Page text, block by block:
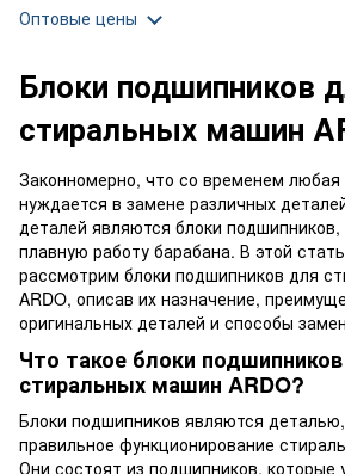
Оптовые цены
Блоки подшипников
стиральных машин
Законномерно, что со временем
нуждается в замене различных
деталей являются блоки
плавную работу барабана. В этой
рассмотрим блоки подшипников для
ARDO, описав их назначение,
оригинальных деталей и способы
Что такое блоки
стиральных машин ARDO?
Блоки подшипников являются
правильное функционирование
Они состоят из подшипников, которые